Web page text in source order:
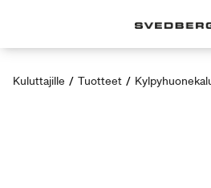
Kuluttajille / Tuotteet /